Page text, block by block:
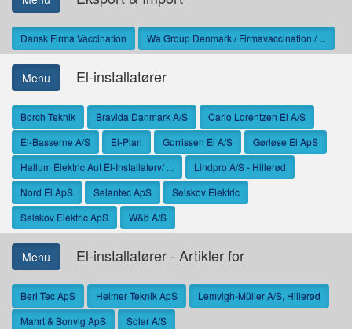
Dansk Firma Vaccination Wa Group Denmark / Firmavaccination / ...
Menu El-installatører
Borch Teknik Bravida Danmark A/S
Carlo Lorentzen El A/S
El-Basserne A/S
El-Plan Gorrissen El A/S
Gørløse El ApS
Hallum Elektric Aut El-Installatørv/ ...
Lindpro A/S - Hillerød
Nord El ApS
Selantec ApS
Selskov Elektric
Selskov Elektric ApS
W&b A/S
Menu El-installatører - Artikler for
Beri Tec ApS Helmer Teknik ApS
Lemvigh-Müller A/S, Hillerød
Mahrt & Bonvig ApS
Solar A/S